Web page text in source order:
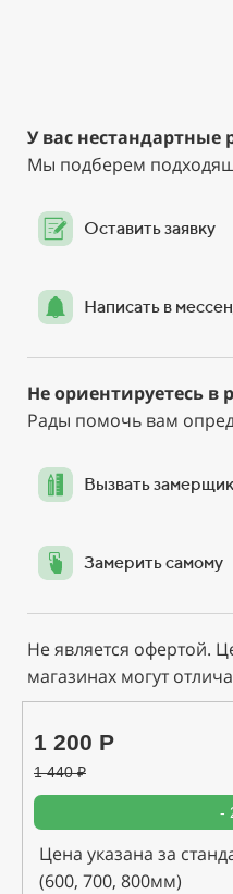
У вас нестандартные
Мы подберем
Оставить заявку
Написать в
Не ориентируетесь в
Рады помочь вам
Вызвать
Замерить самому
Не является офертой.
магазинах могут
1 200 Р
1 440₽
-
Цена указана за
(600, 700, 800мм)